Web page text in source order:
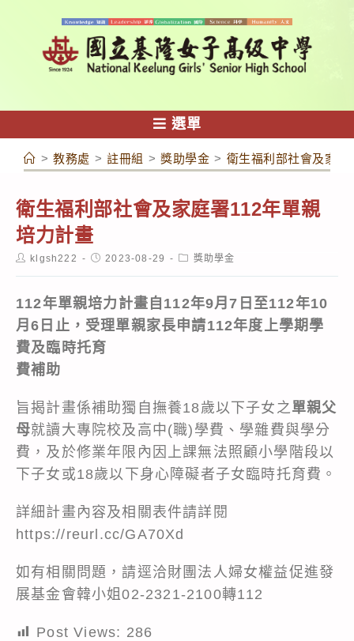
容
選單
> 教務處 > 註冊組 > 獎助學金 > 衛生福利部社會及家庭
衛生福利部社會及家庭署112年單親
培力計畫
Postklgsh222
Post2023-08-29
Post獎助學金
112年單親培力計畫自112年9月7日至112年10
月6日止，受理單親家長申請112年度上學期學
費及臨時托育
費補助
旨揭計畫係補助獨自撫養18歲以下子女之 單親父
母就讀大專院校及高中(職)學費、學雜費與學分
費，及於修業年限內因上課無法照顧小學階段以
下子女或18歲以下身心障礙者子女臨時托育費。
詳細計畫內容及相關表件請詳閱
https://reurl.cc/GA70Xd
如有相關問題，請逕洽財團法人婦女權益促進發
展基金會韓小姐02-2321-2100轉112
Post Views: 286